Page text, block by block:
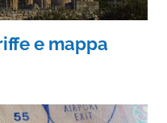
e mappa